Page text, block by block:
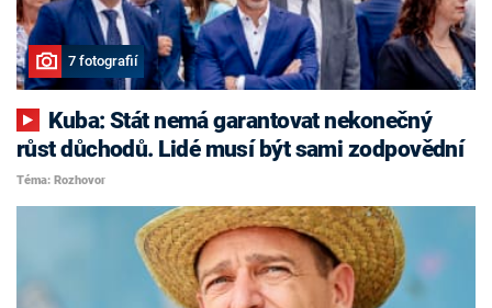
7 fotografií
růst důchodů. Lidé musí být sami zodpovědní
Téma: Rozhovor